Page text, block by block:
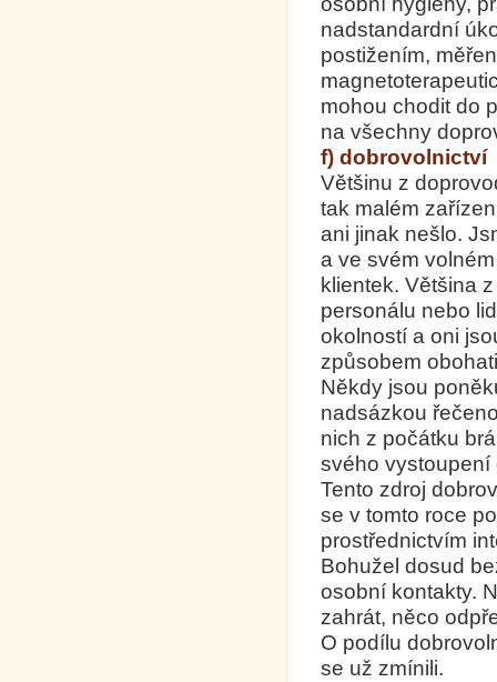
nadstandardní
postižením,
mohou chodit do
na všechny
f) dobrovolnictví
Většinu z
tak malém
ani jinak nešlo.
a ve svém
klientek. Většina
personálu nebo
okolností a oni
způsobem
Někdy jsou
nadsázkou
nich z počátku
svého vystoupení
Tento zdroj
se v tomto roce
prostřednictvím
Bohužel dosud
osobní kontakty.
zahrát, něco
O podílu
se už zmínili.